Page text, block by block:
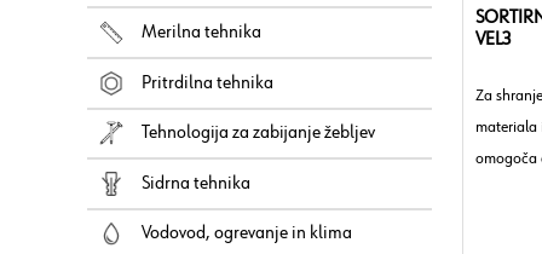
Merilna tehnika
Pritrdilna tehnika
Tehnologija za zabijanje žebljev
Sidrna tehnika
Vodovod, ogrevanje in klima
VEL3
Za
materiala
omogoča